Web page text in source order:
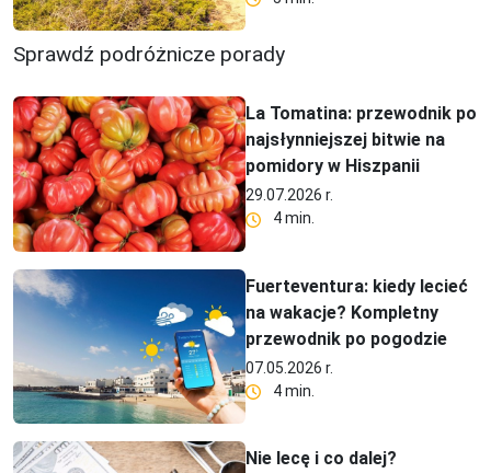
Sprawdź podróżnicze porady
La Tomatina: przewodnik po
najsłynniejszej bitwie na
pomidory w Hiszpanii
29.07.2026 r.
4 min.
Fuerteventura: kiedy lecieć
na wakacje? Kompletny
przewodnik po pogodzie
07.05.2026 r.
4 min.
Nie lecę i co dalej?